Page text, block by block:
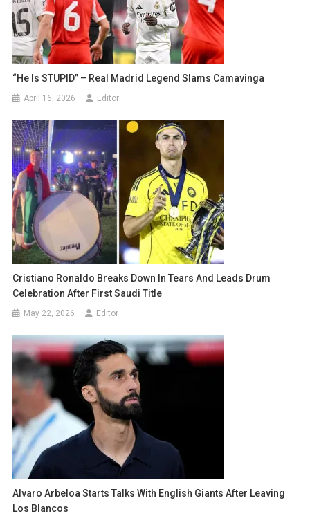
“He Is STUPID” – Real Madrid Legend Slams Camavinga
April 16, 2026 Editor
Cristiano Ronaldo Breaks Down In Tears And Leads Drum
Celebration After First Saudi Title
May 22, 2026 Editor
Alvaro Arbeloa Starts Talks With English Giants After Leaving
Los Blancos